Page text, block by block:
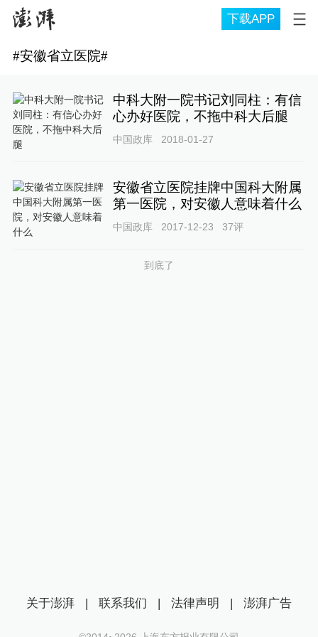
下载APP
#安徽省立医院#
中科大附一院书记刘同柱：有信
心办好医院，不拖中科大后腿
中国政库 2018-01-27
安徽省立医院挂牌中国科大附属
第一医院，对安徽人意味着什么
中国政库 2017-12-23 37评
到底了
关于澎湃 | 联系我们 | 法律声明 | 澎湃广告